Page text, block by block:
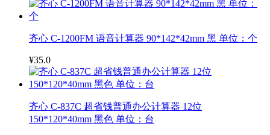
齐心 C-1200FM 语音计算器 90*142*42mm 黑 单位：个
¥35.0
齐心 C-837C 超省钱普通办公计算器 12位
150*120*40mm 黑色 单位：台